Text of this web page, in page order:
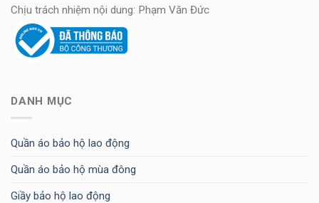
Chịu trách nhiệm nội dung: Phạm Văn Đức
DANH MỤC
Quần áo bảo hộ lao động
Quần áo bảo hộ mùa đông
Giầy bảo hộ lao động